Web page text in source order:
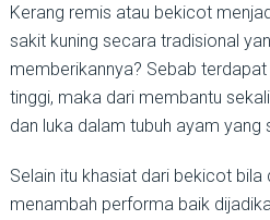
Kerang remis atau bekicot
sakit kuning secara tradisional
memberikannya? Sebab
tinggi, maka dari membantu
dan luka dalam tubuh ayam yang
Selain itu khasiat dari bekicot
menambah performa baik